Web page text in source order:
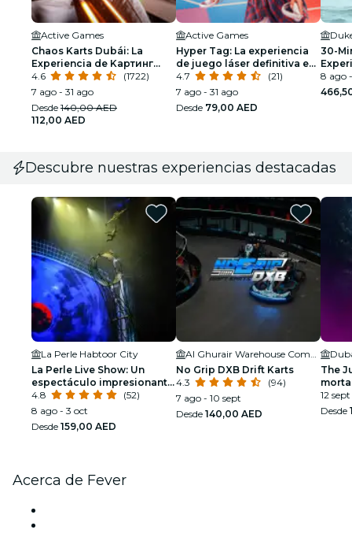
Active Games
Chaos Karts Dubái: La
Experiencia de Kартинг
Inmersivo
4.6
(1722)
7 ago - 31 ago
Desde 140,00 AED
112,00 AED
Active Games
Hyper Tag: La experiencia
de juego láser definitiva en
Dubái
4.7
(21)
7 ago - 31 ago
Desde 79,00 AED
30-
8 ago
Descubre nuestras experiencias destacadas
La Perle Habtoor City
La Perle Live Show: Un
espectáculo impresionante
bajo el agua y aérea
4.8
(52)
8 ago - 3 oct
Desde 159,00 AED
No Grip DXB Drift Karts
4.3
(94)
7 ago - 10 sept
Desde 140,00 AED
The
12 sept
Desde
Acerca de Fever